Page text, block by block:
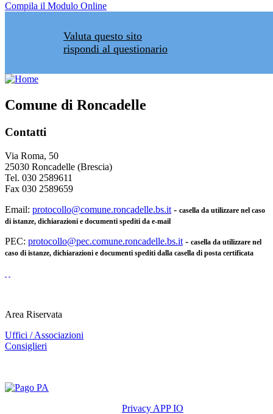
Compila il Modulo Online
Valuta questo sito
rispondi al questionario
Comune di Roncadelle
Contatti
Via Roma, 50
25030 Roncadelle (Brescia)
Tel. 030 2589611
Fax 030 2589659
Email: protocollo@comune.roncadelle.bs.it - casella da utilizzare nel caso
di istanze, dichiarazioni e documenti spediti da e-mail
PEC: protocollo@pec.comune.roncadelle.bs.it - casella da utilizzare nel
caso di istanze, dichiarazioni e documenti spediti dalla casella di posta certificata
Area Riservata
Uffici / Associazioni
Consiglieri
Privacy APP IO